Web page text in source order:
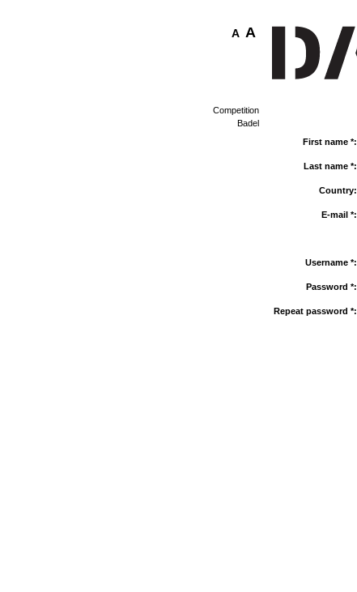
A A
Competition
Badel
First name *:
Last name *:
Country:
E-mail *:
Username *:
Password *:
Repeat password *: